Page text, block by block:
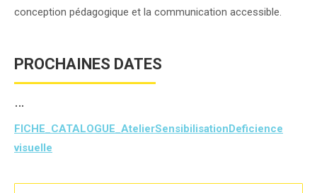
conception pédagogique et la communication accessible.
PROCHAINES DATES
…
FICHE_CATALOGUE_AtelierSensibilisationDeficience
visuelle